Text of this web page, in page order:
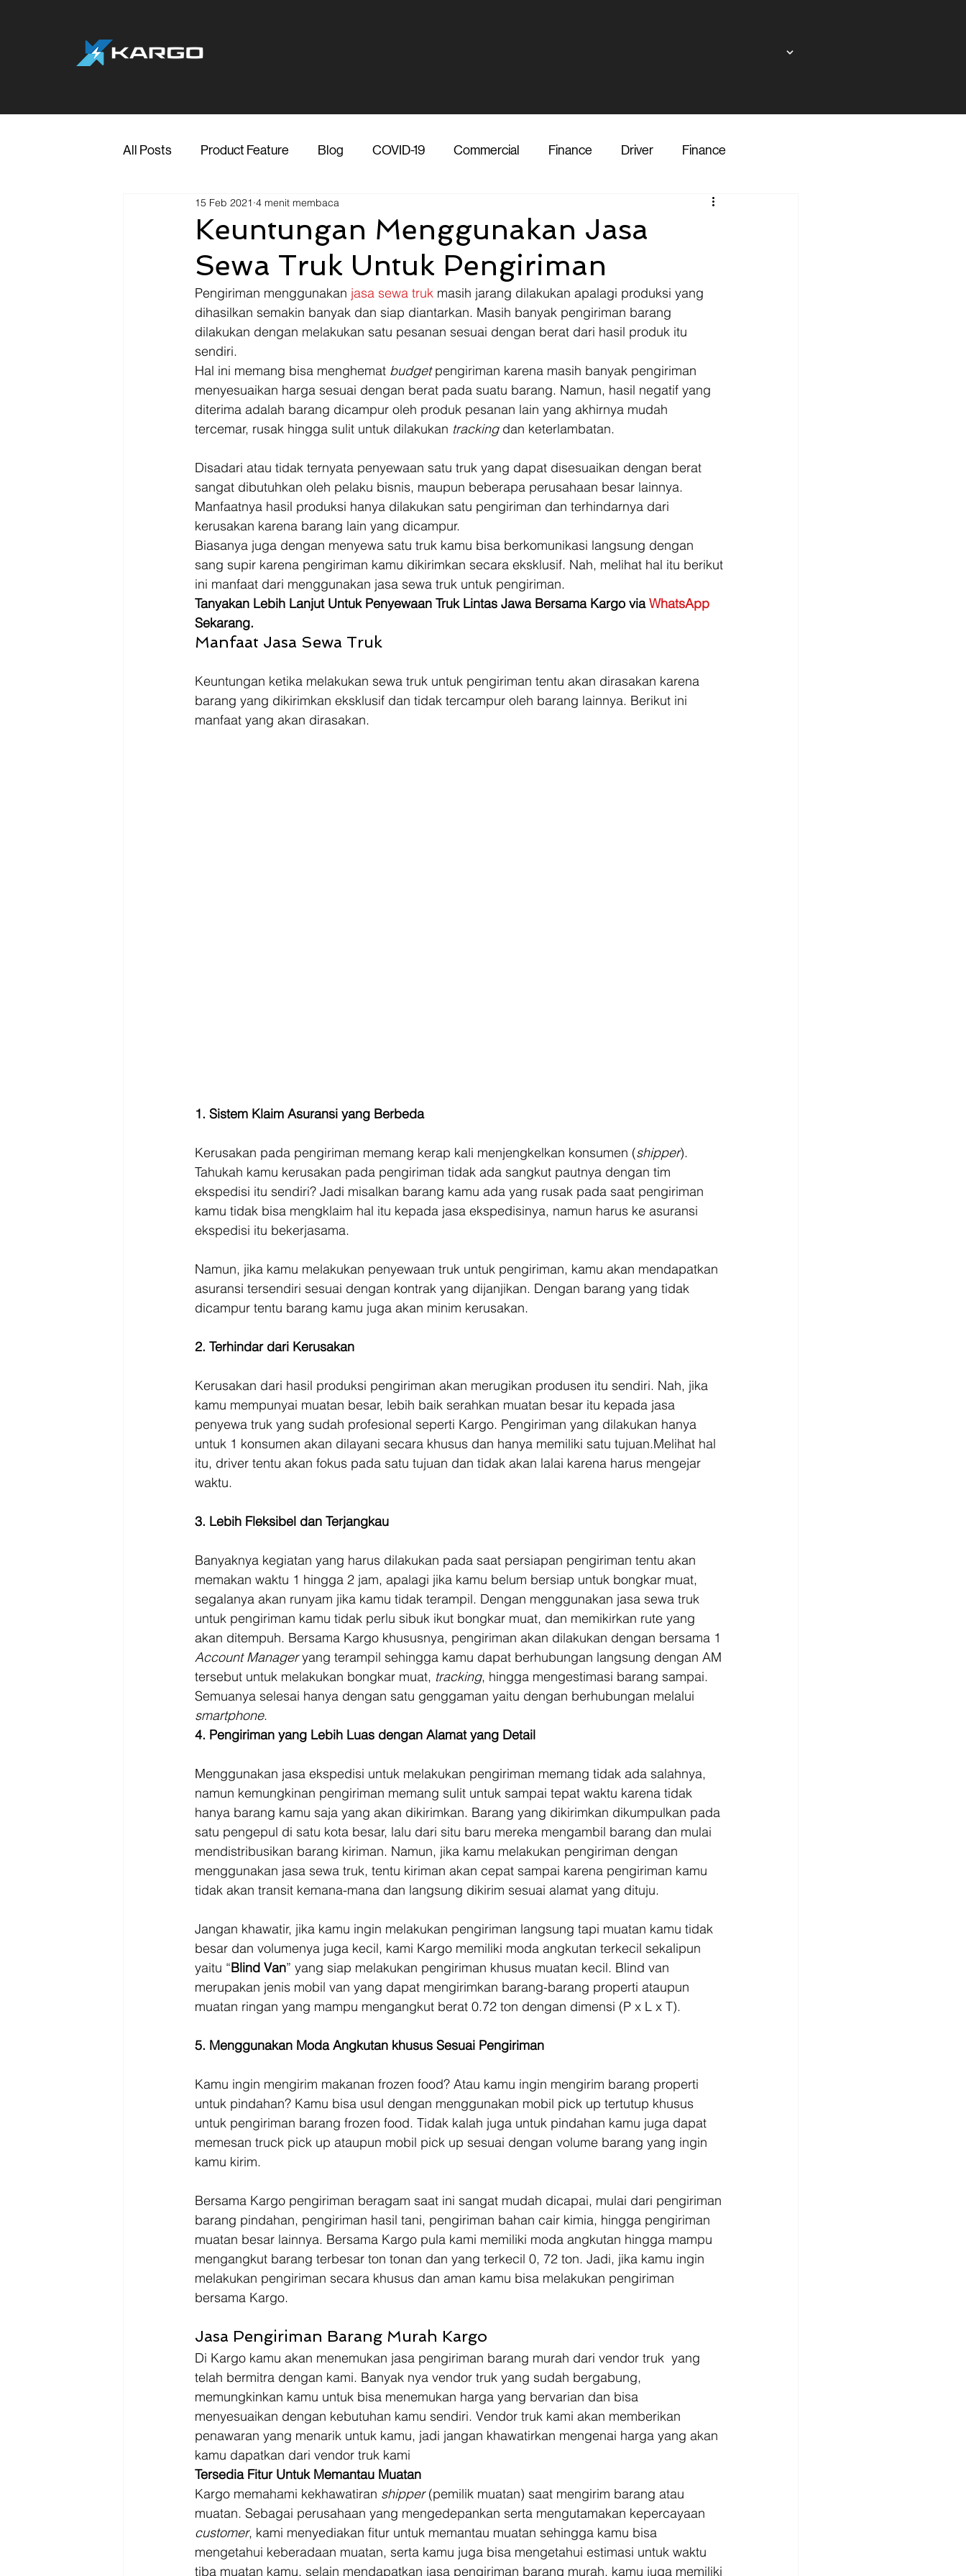
All Posts Product Feature Blog COVID-19 Commercial Finance Driver Finance
Marketing Media
Transporter Support Blog Vendor Shipper Media COVID-19
Jakarta
Keuntungan Menggunakan Jasa
Sewa Truk Untuk Pengiriman
15 Feb 2021 4 menit membaca
Pengiriman menggunakan jasa sewa truk masih jarang dilakukan apalagi produksi yang
dihasilkan semakin banyak dan siap diantarkan. Masih banyak pengiriman barang
dilakukan dengan melakukan satu pesanan sesuai dengan berat dari hasil produk itu
sendiri.
Hal ini memang bisa menghemat budget pengiriman karena masih banyak pengiriman
menyesuaikan harga sesuai dengan berat pada suatu barang. Namun, hasil negatif yang
diterima adalah barang dicampur oleh produk pesanan lain yang akhirnya mudah
tercemar, rusak hingga sulit untuk dilakukan tracking dan keterlambatan.
Disadari atau tidak ternyata penyewaan satu truk yang dapat disesuaikan dengan berat
sangat dibutuhkan oleh pelaku bisnis, maupun beberapa perusahaan besar lainnya.
Manfaatnya hasil produksi hanya dilakukan satu pengiriman dan terhindarnya dari
kerusakan karena barang lain yang dicampur.
Biasanya juga dengan menyewa satu truk kamu bisa berkomunikasi langsung dengan
sang supir karena pengiriman kamu dikirimkan secara eksklusif. Nah, melihat hal itu berikut
ini manfaat dari menggunakan jasa sewa truk untuk pengiriman.
Tanyakan Lebih Lanjut Untuk Penyewaan Truk Lintas Jawa Bersama Kargo via WhatsApp
Sekarang.
Manfaat Jasa Sewa Truk
Keuntungan ketika melakukan sewa truk untuk pengiriman tentu akan dirasakan karena
barang yang dikirimkan eksklusif dan tidak tercampur oleh barang lainnya. Berikut ini
manfaat yang akan dirasakan.
1. Sistem Klaim Asuransi yang Berbeda
Kerusakan pada pengiriman memang kerap kali menjengkelkan konsumen (shipper).
Tahukah kamu kerusakan pada pengiriman tidak ada sangkut pautnya dengan tim
ekspedisi itu sendiri? Jadi misalkan barang kamu ada yang rusak pada saat pengiriman
kamu tidak bisa mengklaim hal itu kepada jasa ekspedisinya, namun harus ke asuransi
ekspedisi itu bekerjasama.
Namun, jika kamu melakukan penyewaan truk untuk pengiriman, kamu akan mendapatkan
asuransi tersendiri sesuai dengan kontrak yang dijanjikan. Dengan barang yang tidak
dicampur tentu barang kamu juga akan minim kerusakan.
2. Terhindar dari Kerusakan
Kerusakan dari hasil produksi pengiriman akan merugikan produsen itu sendiri. Nah, jika
kamu mempunyai muatan besar, lebih baik serahkan muatan besar itu kepada jasa
penyewa truk yang sudah profesional seperti Kargo. Pengiriman yang dilakukan hanya
untuk 1 konsumen akan dilayani secara khusus dan hanya memiliki satu tujuan.Melihat hal
itu, driver tentu akan fokus pada satu tujuan dan tidak akan lalai karena harus mengejar
waktu.
3. Lebih Fleksibel dan Terjangkau
Banyaknya kegiatan yang harus dilakukan pada saat persiapan pengiriman tentu akan
memakan waktu 1 hingga 2 jam, apalagi jika kamu belum bersiap untuk bongkar muat,
segalanya akan runyam jika kamu tidak terampil. Dengan menggunakan jasa sewa truk
untuk pengiriman kamu tidak perlu sibuk ikut bongkar muat, dan memikirkan rute yang
akan ditempuh. Bersama Kargo khususnya, pengiriman akan dilakukan dengan bersama 1
Account Manager yang terampil sehingga kamu dapat berhubungan langsung dengan AM
tersebut untuk melakukan bongkar muat, tracking, hingga mengestimasi barang sampai.
Semuanya selesai hanya dengan satu genggaman yaitu dengan berhubungan melalui
smartphone.
4. Pengiriman yang Lebih Luas dengan Alamat yang Detail
Menggunakan jasa ekspedisi untuk melakukan pengiriman memang tidak ada salahnya,
namun kemungkinan pengiriman memang sulit untuk sampai tepat waktu karena tidak
hanya barang kamu saja yang akan dikirimkan. Barang yang dikirimkan dikumpulkan pada
satu pengepul di satu kota besar, lalu dari situ baru mereka mengambil barang dan mulai
mendistribusikan barang kiriman. Namun, jika kamu melakukan pengiriman dengan
menggunakan jasa sewa truk, tentu kiriman akan cepat sampai karena pengiriman kamu
tidak akan transit kemana-mana dan langsung dikirim sesuai alamat yang dituju.
Jangan khawatir, jika kamu ingin melakukan pengiriman langsung tapi muatan kamu tidak
besar dan volumenya juga kecil, kami Kargo memiliki moda angkutan terkecil sekalipun
yaitu “Blind Van” yang siap melakukan pengiriman khusus muatan kecil. Blind van
merupakan jenis mobil van yang dapat mengirimkan barang-barang properti ataupun
muatan ringan yang mampu mengangkut berat 0.72 ton dengan dimensi (P x L x T).
5. Menggunakan Moda Angkutan khusus Sesuai Pengiriman
Kamu ingin mengirim makanan frozen food? Atau kamu ingin mengirim barang properti
untuk pindahan? Kamu bisa usul dengan menggunakan mobil pick up tertutup khusus
untuk pengiriman barang frozen food. Tidak kalah juga untuk pindahan kamu juga dapat
memesan truck pick up ataupun mobil pick up sesuai dengan volume barang yang ingin
kamu kirim.
Bersama Kargo pengiriman beragam saat ini sangat mudah dicapai, mulai dari pengiriman
barang pindahan, pengiriman hasil tani, pengiriman bahan cair kimia, hingga pengiriman
muatan besar lainnya. Bersama Kargo pula kami memiliki moda angkutan hingga mampu
mengangkut barang terbesar ton tonan dan yang terkecil 0, 72 ton. Jadi, jika kamu ingin
melakukan pengiriman secara khusus dan aman kamu bisa melakukan pengiriman
bersama Kargo.
Jasa Pengiriman Barang Murah Kargo
Di Kargo kamu akan menemukan jasa pengiriman barang murah dari vendor truk  yang
telah bermitra dengan kami. Banyak nya vendor truk yang sudah bergabung,
memungkinkan kamu untuk bisa menemukan harga yang bervarian dan bisa
menyesuaikan dengan kebutuhan kamu sendiri. Vendor truk kami akan memberikan
penawaran yang menarik untuk kamu, jadi jangan khawatirkan mengenai harga yang akan
kamu dapatkan dari vendor truk kami
Tersedia Fitur Untuk Memantau Muatan
Kargo memahami kekhawatiran shipper (pemilik muatan) saat mengirim barang atau
muatan. Sebagai perusahaan yang mengedepankan serta mengutamakan kepercayaan
customer, kami menyediakan fitur untuk memantau muatan sehingga kamu bisa
mengetahui keberadaan muatan, serta kamu juga bisa mengetahui estimasi untuk waktu
tiba muatan kamu. selain mendapatkan jasa pengiriman barang murah, kamu juga memiliki